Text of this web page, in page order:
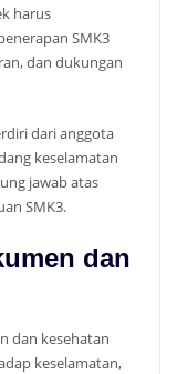
harus
SMK3
dan dukungan
dari anggota
keselamatan
jawab atas
SMK3.
dan
dan kesehatan
keselamatan,